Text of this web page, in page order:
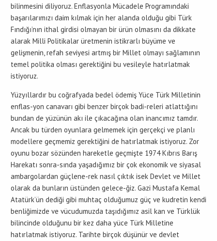
bilinmesini diliyoruz. Enflasyonla Mücadele Programındaki
başarılarımızı daim kılmak için her alanda olduğu gibi Türk
Fındığı’nın ithal girdisi olmayan bir ürün olmasını da dikkate
alarak Milli Politikalar üretmenin istikrarlı büyüme ve
gelişmenin, refah seviyesi artmış bir Millet olmayı sağlamının
temel politika olması gerektiğini bu vesileyle hatırlatmak
istiyoruz.
Yüzyıllardır bu coğrafyada bedel ödemiş Yüce Türk Milletinin
enflas-yon canavarı gibi benzer birçok badi-releri atlattığını
bundan de yüzünün akı ile çıkacağına olan inancımız tamdır.
Ancak bu türden oyunlara gelmemek için gerçekçi ve planlı
modellere geçmemiz gerektiğini de hatırlatmak istiyoruz. Zor
oyunu bozar sözünden hareketle geçmişte 1974 Kıbrıs Barış
Harekatı sonra-sında yaşadığımız bir çok ekonomik ve siyasal
ambargolardan güçlene-rek nasıl çıktık isek Devlet ve Millet
olarak da bunların üstünden gelece-ğiz. Gazi Mustafa Kemal
Atatürk’ün dediği gibi muhtaç olduğumuz güç ve kudretin kendi
benliğimizde ve vücudumuzda taşıdığımız asil kan ve Türklük
bilincinde olduğunu bir kez daha yüce Türk Milletine
hatırlatmak istiyoruz. Tarihte birçok düşünür ve devlet